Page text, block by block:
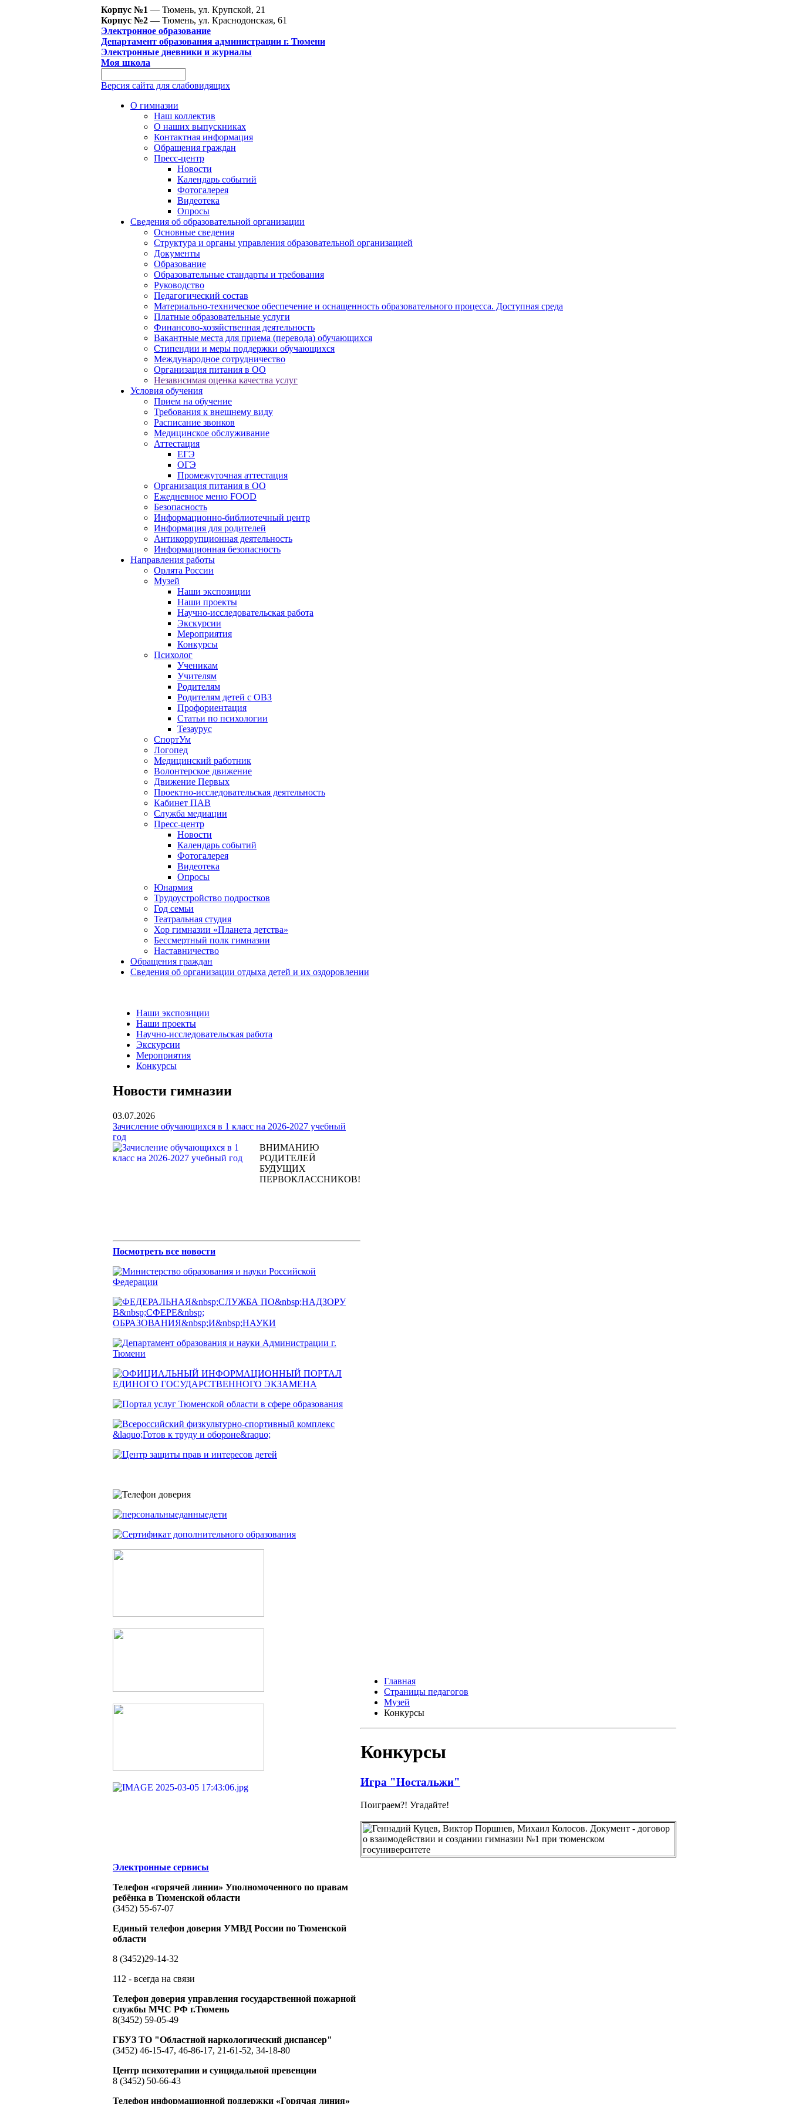
Корпус №1 — Тюмень, ул. Крупской, 21
Корпус №2 — Тюмень, ул. Краснодонская, 61
Электронное образование
Департамент образования администрации г. Тюмени
Электронные дневники и журналы
Моя школа
Версия сайта для слабовидящих
О гимназии
Наш коллектив
О наших выпускниках
Контактная информация
Обращения граждан
Пресс-центр
Новости
Календарь событий
Фотогалерея
Видеотека
Опросы
Сведения об образовательной организации
Основные сведения
Структура и органы управления образовательной организацией
Документы
Образование
Образовательные стандарты и требования
Руководство
Педагогический состав
Материально-техническое обеспечение и оснащенность образовательного процесса. Доступная среда
Платные образовательные услуги
Финансово-хозяйственная деятельность
Вакантные места для приема (перевода) обучающихся
Стипендии и меры поддержки обучающихся
Международное сотрудничество
Организация питания в ОО
Независимая оценка качества услуг
Условия обучения
Прием на обучение
Требования к внешнему виду
Расписание звонков
Медицинское обслуживание
Аттестация
ЕГЭ
ОГЭ
Промежуточная аттестация
Организация питания в ОО
Ежедневное меню FOOD
Безопасность
Информационно-библиотечный центр
Информация для родителей
Антикоррупционная деятельность
Информационная безопасность
Направления работы
Орлята России
Музей
Наши экспозиции
Наши проекты
Научно-исследовательская работа
Экскурсии
Мероприятия
Конкурсы
Психолог
Ученикам
Учителям
Родителям
Родителям детей с ОВЗ
Профориентация
Статьи по психологии
Тезаурус
СпортУм
Логопед
Медицинский работник
Волонтерское движение
Движение Первых
Проектно-исследовательская деятельность
Кабинет ПАВ
Служба медиации
Пресс-центр
Новости
Календарь событий
Фотогалерея
Видеотека
Опросы
Юнармия
Трудоустройство подростков
Год семьи
Театральная студия
Хор гимназии «Планета детства»
Бессмертный полк гимназии
Наставничество
Обращения граждан
Сведения об организации отдыха детей и их оздоровлении
Наши экспозиции
Наши проекты
Научно-исследовательская работа
Экскурсии
Мероприятия
Конкурсы
Новости гимназии
03.07.2026
Зачисление обучающихся в 1 класс на 2026-2027 учебный
год
ВНИМАНИЮ
РОДИТЕЛЕЙ
БУДУЩИХ
ПЕРВОКЛАССНИКОВ!
Посмотреть все новости
Электронные сервисы
Телефон «горячей линии» Уполномоченного по правам
ребёнка в Тюменской области
(3452) 55-67-07
Единый телефон доверия УМВД России по Тюменской
области
8 (3452)29-14-32
112 - всегда на связи
Телефон доверия управления государственной пожарной
службы МЧС РФ г.Тюмень
8(3452) 59-05-49
ГБУЗ ТО "Областной наркологический диспансер"
(3452) 46-15-47, 46-86-17, 21-61-52, 34-18-80
Центр психотерапии и суицидальной превенции
8 (3452) 50-66-43
Телефон информационной поддержки «Горячая линия»
Главная
Страницы педагогов
Музей
Конкурсы
Конкурсы
Игра "Ностальжи"
Поиграем?! Угадайте!